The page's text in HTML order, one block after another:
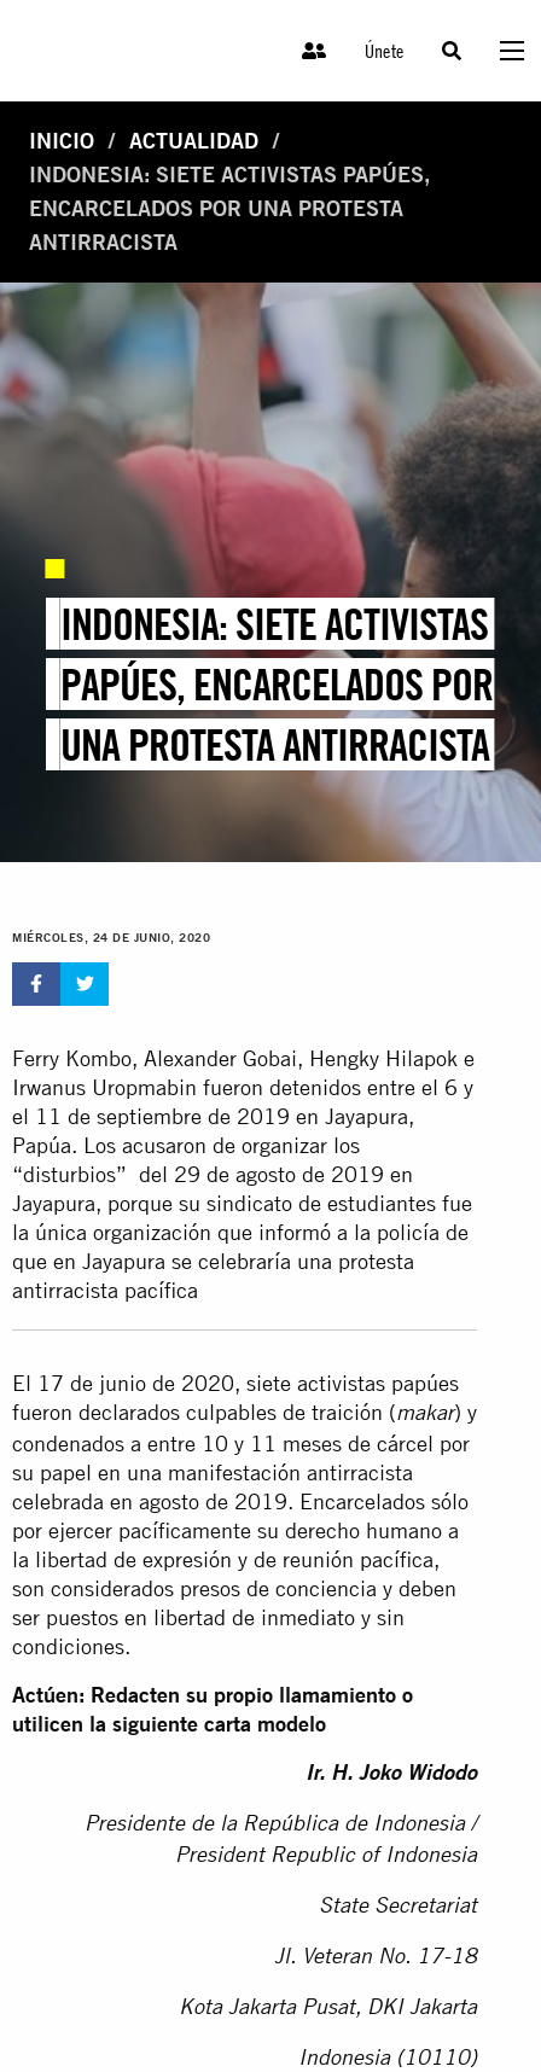
Únete
INICIO
ACTUALIDAD
INDONESIA: SIETE ACTIVISTAS PAPÚES,
ENCARCELADOS POR UNA PROTESTA
ANTIRRACISTA
INDONESIA: SIETE ACTIVISTAS
PAPÚES, ENCARCELADOS POR
UNA PROTESTA ANTIRRACISTA
MIÉRCOLES, 24 DE JUNIO, 2020
Ferry Kombo, Alexander Gobai, Hengky Hilapok e
Irwanus Uropmabin fueron detenidos entre el 6 y
el 11 de septiembre de 2019 en Jayapura,
Papúa. Los acusaron de organizar los
“disturbios” del 29 de agosto de 2019 en
Jayapura, porque su sindicato de estudiantes fue
la única organización que informó a la policía de
que en Jayapura se celebraría una protesta
antirracista pacífica
El 17 de junio de 2020, siete activistas papúes
fueron declarados culpables de traición (makar) y
condenados a entre 10 y 11 meses de cárcel por
su papel en una manifestación antirracista
celebrada en agosto de 2019. Encarcelados sólo
por ejercer pacíficamente su derecho humano a
la libertad de expresión y de reunión pacífica,
son considerados presos de conciencia y deben
ser puestos en libertad de inmediato y sin
condiciones.
Actúen: Redacten su propio llamamiento o
utilicen la siguiente carta modelo
Ir. H. Joko Widodo
Presidente de la República de Indonesia /
President Republic of Indonesia
State Secretariat
Jl. Veteran No. 17-18
Kota Jakarta Pusat, DKI Jakarta
Indonesia (10110)